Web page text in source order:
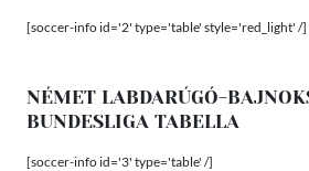
[soccer-info id='2' type='table' style='red_light' /]
NÉMET LABDARÚGÓ-
BUNDESLIGA TABELLA
[soccer-info id='3' type='table' /]